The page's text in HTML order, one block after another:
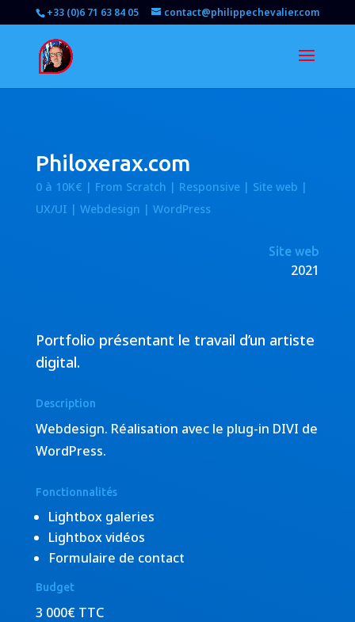
+33 (0)6 71 63 84 05 contact@philippechevalier.com
Philoxerax.com
0 à 10K€ | From Scratch | Responsive | Site web |
UX/UI | Webdesign | WordPress
Site web
2021
Portfolio présentant le travail d’un artiste
digital.
Description
Webdesign. Réalisation avec le plug-in DIVI de
WordPress.
Fonctionnalités
Lightbox galeries
Lightbox vidéos
Formulaire de contact
Budget
3 000€ TTC